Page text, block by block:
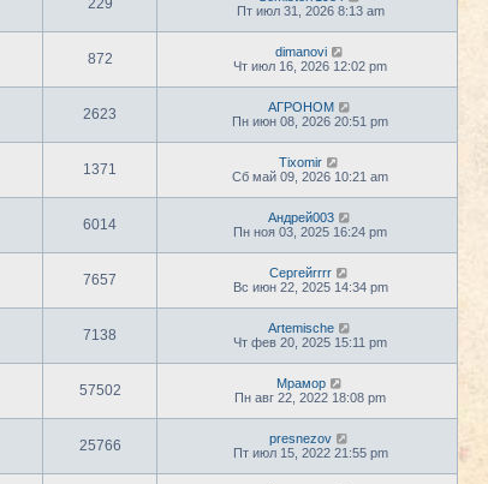
Пт июл 31, 2026 8:13 am
872
dimanovi
Чт июл 16, 2026 12:02 pm
2623
АГРОНОМ
Пн июн 08, 2026 20:51 pm
1371
Tixomir
Сб май 09, 2026 10:21 am
6014
Андрей003
Пн ноя 03, 2025 16:24 pm
7657
Сергейrrrr
Вс июн 22, 2025 14:34 pm
7138
Artemische
Чт фев 20, 2025 15:11 pm
57502
Мрамор
Пн авг 22, 2022 18:08 pm
25766
presnezov
Пт июл 15, 2022 21:55 pm